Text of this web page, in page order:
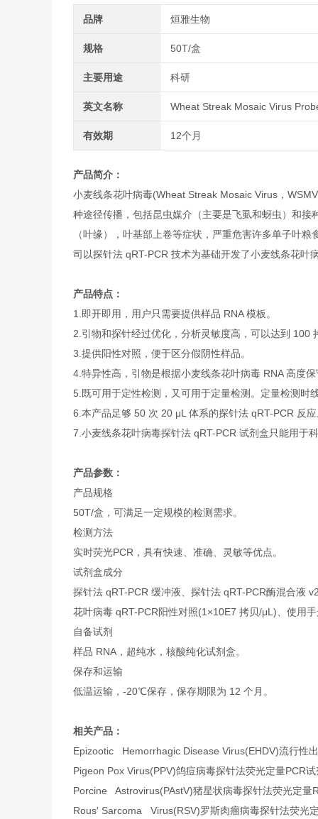
品牌 烜雅生物
规格 50T/盒
主要用途 科研
英文名称 Wheat Streak Mosaic Virus
有效期 12个月
产品简介：
小麦线条花叶病毒(Wheat Streak Mosaic Virus，
种途径传播，包括昆虫媒介（主要是飞虱和蚜虫）和
（叶缘），叶基部上卷等症状，严重危害许多单子叶
司以探针法 qRT-PCR 技术为基础开发了小麦线条花叶
产品特点：
1.即开即用，用户只需要提供样品 RNA 模板。
2.引物和探针经过优化，分析灵敏度高，可以达到 100
3.提供阳性对照，便于区分假阴性样品。
4.特异性高，引物是根据小麦线条花叶病毒 RNA 高度
5.既可用于定性检测，又可用于定量检测。定量检测时
6.本产品足够 50 次 20 μL 体系的探针法 qRT-PCR 反
7.小麦线条花叶病毒探针法 qRT-PCR 试剂盒只能用于
产品参数：
产品规格
50T/盒，可满足一定规模的检测需求。
检测方法
实时荧光PCR，具有快速、准确、灵敏等优点。
试剂盒成分
探针法 qRT-PCR 缓冲液、探针法 qRT-PCR酶混合液
花叶病毒 qRT-PCR阳性对照(1×10E7 拷贝/μL)、使用
自备试剂
样品 RNA，超纯水，核酸纯化试剂盒。
保存和运输
低温运输，-20℃保存，保存期限为 12 个月。
相关产品：
Epizootic Hemorrhagic Disease Virus(EHDV)流行性
Pigeon Pox Virus(PPV)鸽痘病毒探针法荧光定量PCR试
Porcine Astrovirus(PAstV)猪星状病毒探针法荧光定量
Rous′ Sarcoma Virus(RSV)罗斯肉瘤病毒探针法荧光